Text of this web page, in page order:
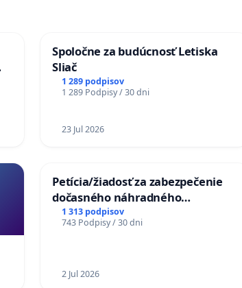
Spoločne za budúcnosť Letiska
Sliač
1 289 podpisov
1 289 Podpisy / 30 dni
23 Jul 2026
Petícia/žiadosť za zabezpečenie
dočasného náhradného
premostenia Váhu počas úplnej
uzávery Vážskeho mosta v
1 313 podpisov
743 Podpisy / 30 dni
2 Jul 2026